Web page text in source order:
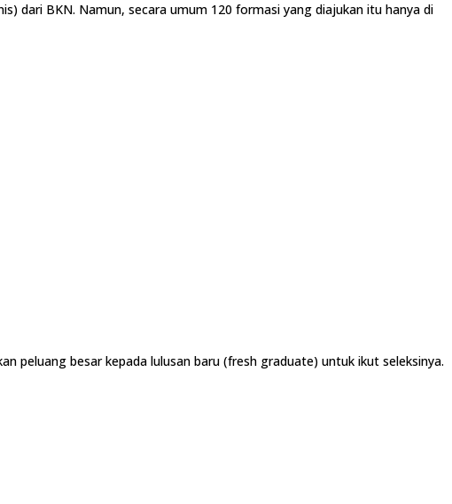
dari BKN. Namun, secara umum 120 formasi yang diajukan itu hanya di
peluang besar kepada lulusan baru (fresh graduate) untuk ikut seleksinya.